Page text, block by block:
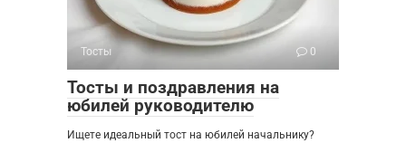
Тосты 0
Тосты и поздравления на
юбилей руководителю
Ищете идеальный тост на юбилей начальнику?